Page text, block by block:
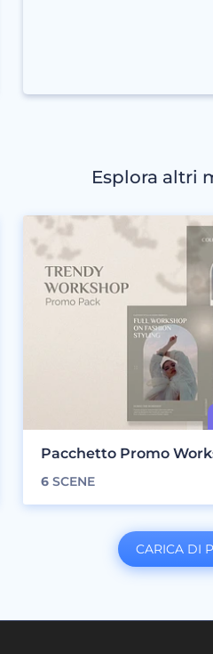
Esplora altri
Pacchetto Promo
6 SCENE
CARICA DI